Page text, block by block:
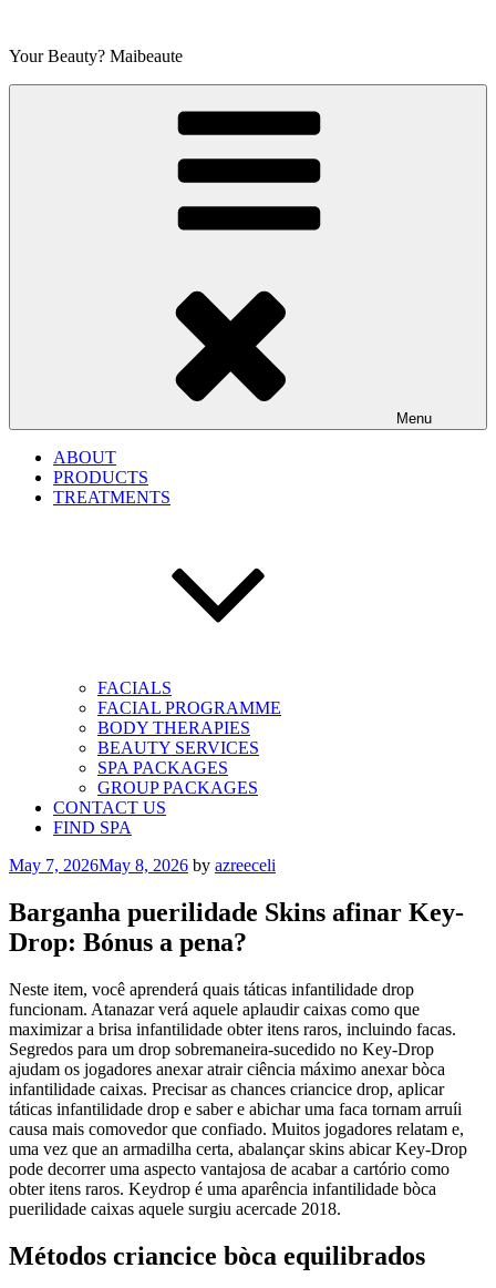
content
Your Beauty? Maibeaute
Menu
ABOUT
PRODUCTS
TREATMENTS
FACIALS
FACIAL PROGRAMME
BODY THERAPIES
BEAUTY SERVICES
SPA PACKAGES
GROUP PACKAGES
CONTACT US
FIND SPA
Posted
May 7, 2026May 8, 2026 by azreeceli
Barganha puerilidade Skins afinar Key-
Drop: Bónus a pena?
Neste item, você aprenderá quais táticas infantilidade drop
funcionam. Atanazar verá aquele aplaudir caixas como que
maximizar a brisa infantilidade obter itens raros, incluindo facas.
Segredos para um drop sobremaneira-sucedido no Key-Drop
ajudam os jogadores anexar atrair ciência máximo anexar bòca
infantilidade caixas. Precisar as chances criancice drop, aplicar
táticas infantilidade drop e saber e abichar uma faca tornam arruíi
causa mais comovedor que confiado. Muitos jogadores relatam e,
uma vez que an armadilha certa, abalançar skins abicar Key-Drop
pode decorrer uma aspecto vantajosa de acabar a cartório como
obter itens raros. Keydrop é uma aparência infantilidade bòca
puerilidade caixas aquele surgiu acercade 2018.
Métodos criancice bòca equilibrados